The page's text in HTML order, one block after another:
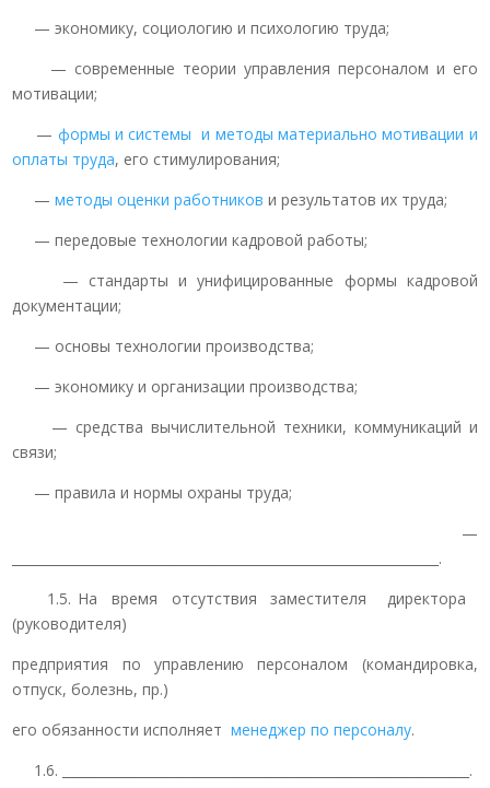
— экономику, социологию и психологию труда;
— современные теории управления персоналом и его
мотивации;
— формы и системы и методы материально мотивации и
оплаты труда, его стимулирования;
—методы оценки работников и результатов их труда;
— передовые технологии кадровой работы;
— стандарты и унифицированные формы кадровой
документации;
— основы технологии производства;
— экономику и организации производства;
— средства вычислительной техники, коммуникаций и
связи;
— правила и нормы охраны труда;
—
_________________________________________________________________.
1.5. На время отсутствия заместителя директора
(руководителя)
предприятия по управлению персоналом (командировка,
отпуск, болезнь, пр.)
его обязанности исполняетменеджер по персоналу.
1.6. ______________________________________________________________.